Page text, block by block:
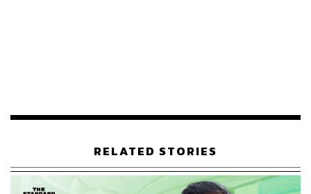
จราจร เรามีผู้เชี่ยวชาญอยู่ในสำนักการโยธา แต่วันนี้ยังไม่
สู่การป้องกันในอนาคต เพราะฉะนั้นในวันแรกถ้าเหตุการณ์นี้
ว่าเกิดเหตุอะไรขึ้น แต่วันนี้ยังไม่เห็นเลย ขณะที่ระบบความ
RELATED STORIES